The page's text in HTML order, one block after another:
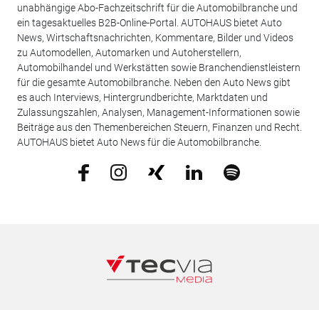
unabhängige Abo-Fachzeitschrift für die Automobilbranche und
ein tagesaktuelles B2B-Online-Portal. AUTOHAUS bietet Auto
News, Wirtschaftsnachrichten, Kommentare, Bilder und Videos
zu Automodellen, Automarken und Autoherstellern,
Automobilhandel und Werkstätten sowie Branchendienstleistern
für die gesamte Automobilbranche. Neben den Auto News gibt
es auch Interviews, Hintergrundberichte, Marktdaten und
Zulassungszahlen, Analysen, Management-Informationen sowie
Beiträge aus den Themenbereichen Steuern, Finanzen und Recht.
AUTOHAUS bietet Auto News für die Automobilbranche.